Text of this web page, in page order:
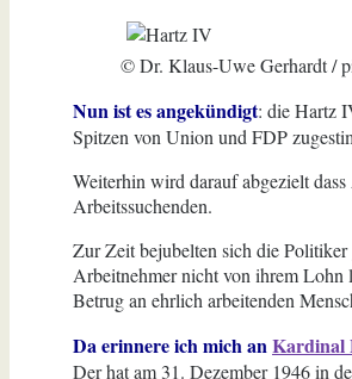
© Dr. Klaus-Uwe Gerhardt /
Nun ist es angekündigt: die Hartz
Spitzen von Union und FDP
Weiterhin wird darauf abgezielt
Arbeitssuchenden.
Zur Zeit bejubelten sich die
Arbeitnehmer nicht von ihrem
Betrug an ehrlich arbeitenden
Da erinnere ich mich anKardinal
Der hat am 31. Dezember 1946 in